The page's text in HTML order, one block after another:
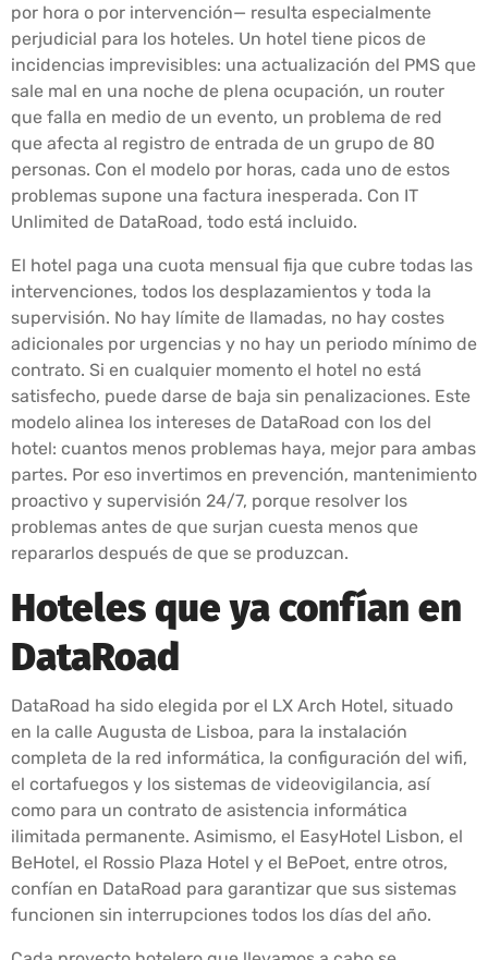
por hora o por intervención— resulta especialmente
perjudicial para los hoteles. Un hotel tiene picos de
incidencias imprevisibles: una actualización del PMS que
sale mal en una noche de plena ocupación, un router
que falla en medio de un evento, un problema de red
que afecta al registro de entrada de un grupo de 80
personas. Con el modelo por horas, cada uno de estos
problemas supone una factura inesperada. Con IT
Unlimited de DataRoad, todo está incluido.
El hotel paga una cuota mensual fija que cubre todas las
intervenciones, todos los desplazamientos y toda la
supervisión. No hay límite de llamadas, no hay costes
adicionales por urgencias y no hay un periodo mínimo de
contrato. Si en cualquier momento el hotel no está
satisfecho, puede darse de baja sin penalizaciones. Este
modelo alinea los intereses de DataRoad con los del
hotel: cuantos menos problemas haya, mejor para ambas
partes. Por eso invertimos en prevención, mantenimiento
proactivo y supervisión 24/7, porque resolver los
problemas antes de que surjan cuesta menos que
repararlos después de que se produzcan.
Hoteles que ya confían en
DataRoad
DataRoad ha sido elegida por el LX Arch Hotel, situado
en la calle Augusta de Lisboa, para la instalación
completa de la red informática, la configuración del wifi,
el cortafuegos y los sistemas de videovigilancia, así
como para un contrato de asistencia informática
ilimitada permanente. Asimismo, el EasyHotel Lisbon, el
BeHotel, el Rossio Plaza Hotel y el BePoet, entre otros,
confían en DataRoad para garantizar que sus sistemas
funcionen sin interrupciones todos los días del año.